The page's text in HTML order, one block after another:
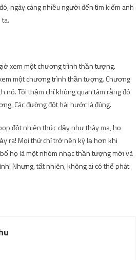
ngày càng nhiều người đến tìm kiếm anh
xem một chương trình thần tượng.
một chương trình thần tượng. Chương
nó. Tôi thậm chí không quan tâm rằng đó
Các đường đột hài hước là đúng.
đột nhiên thức dậy như thây ma, họ
ra! Mọi thứ chỉ trở nên kỳ lạ hơn khi
họ là một nhóm nhạc thần tượng mới và
Nhưng, tất nhiên, không ai có thể phát